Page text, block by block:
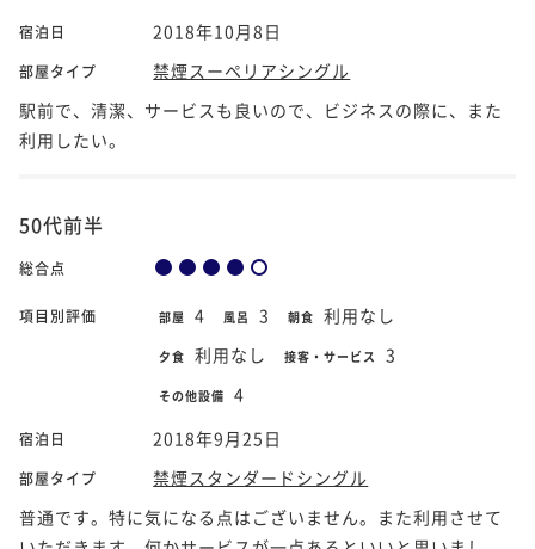
宿泊日 2018年10月8日
部屋タイプ
禁煙スーペリアシングル
駅前で、清潔、サービスも良いので、ビジネスの際に、また
利用したい。
50代前半
総合点
項目別評価 部屋 4 風呂 3 朝食 利用なし
夕食 利用なし 接客・サービス 3
その他設備 4
宿泊日 2018年9月25日
部屋タイプ
禁煙スタンダードシングル
普通です。特に気になる点はございません。また利用させて